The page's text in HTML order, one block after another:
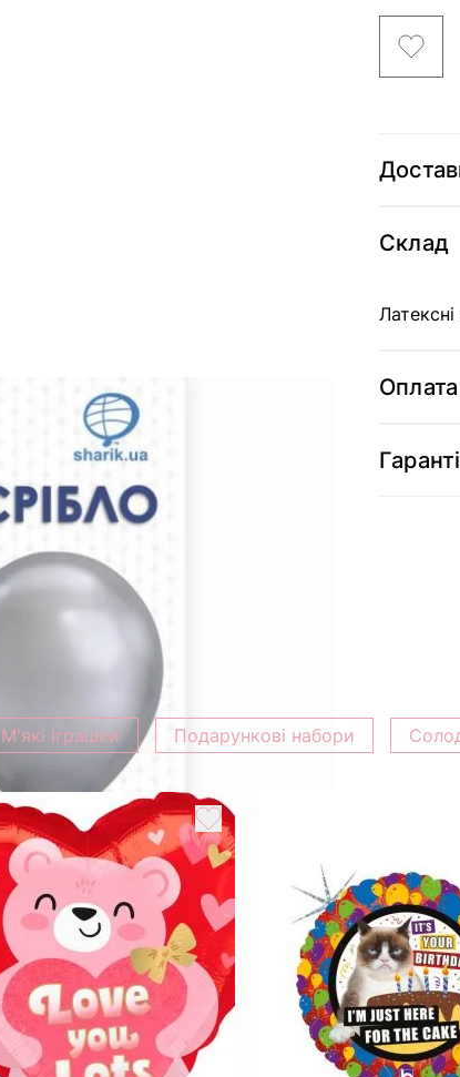
Склад
Оплата
М'які іграшки Подарункові набори